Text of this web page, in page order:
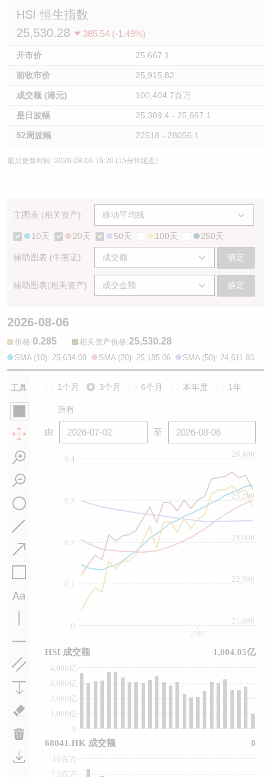
HSI 恒生指数
25,530.28
385.54 (-1.49%)
开市价 25,667.1
前收市价 25,915.82
成交额 (港元) 100,404.7百万
是日波幅 25,389.4 - 25,667.1
52周波幅 22518 - 28056.1
最后更新时间: 2026-08-06 16:20 (15分钟延迟)
主图表 (相关资产)
10天 20天 50天 100天 250天
辅助图表 (牛熊证) 确定
辅助图表(相关资产) 确定
2026-08-06
价格:0.285 相关资产价格:25,530.28
SMA (10): 25,634.09 SMA (20): 25,185.06 SMA (50): 24,611.93
工具 1个月 3个月 6个月 本年度 1年
所有
由 至
0
0.1
0.2
0.3
0.4
21,600
22,800
24,000
25,200
26,400
0
1,000亿
2,000亿
3,000亿
4,000亿
7.5百万
10百万
27/07
HSI 成交额 1,004.05亿
68041.HK 成交额 0